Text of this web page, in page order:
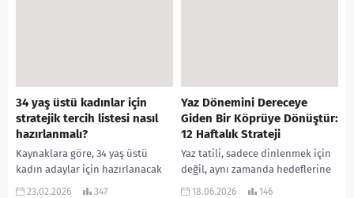
34 yaş üstü kadınlar için
stratejik tercih listesi nasıl
hazırlanmalı?
Kaynaklara göre, 34 yaş üstü
kadın adaylar için hazırlanacak
tercih listesi, genel aday kitlesine
23.02.2026 347
Yaz Dönemini Dereceye
Giden Bir Köprüye Dönüştür:
12 Haftalık Strateji
Yaz tatili, sadece dinlenmek için
değil, aynı zamanda hedeflerine
giden yolda rakiplerinin önüne
18.06.2026 146